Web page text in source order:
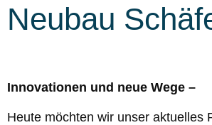
Neubau
Innovationen und neue Wege –
Heute möchten wir unser aktuelles